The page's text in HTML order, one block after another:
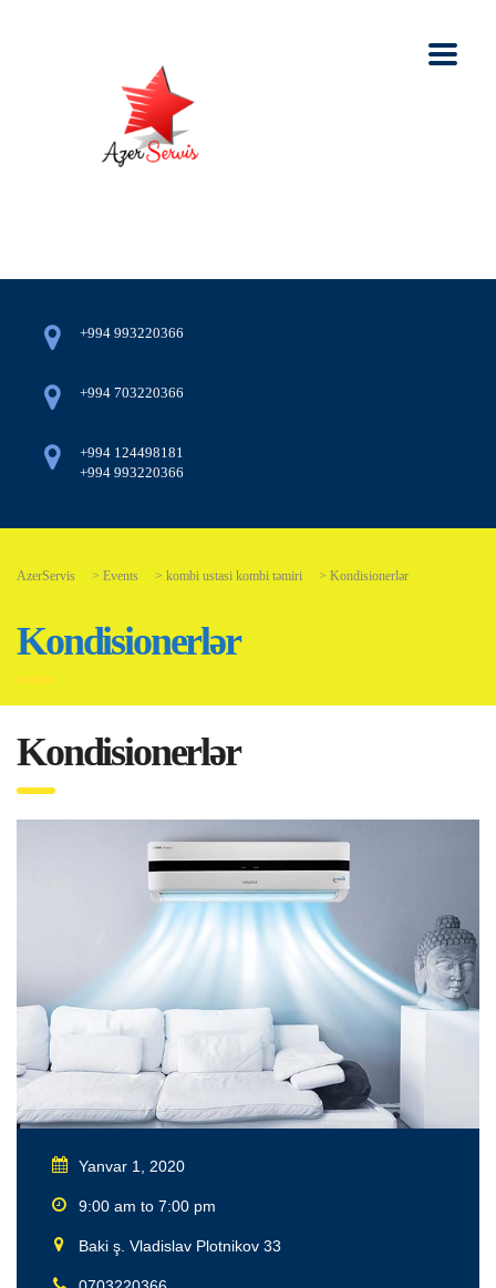
+994 993220366
+994 703220366
+994 124498181
+994 993220366
AzerServis > Events > kombi ustasi kombi təmiri > Kondisionerlər
Kondisionerlər
Kondisionerlər
Yanvar 1, 2020
9:00 am to 7:00 pm
Baki ş. Vladislav Plotnikov 33